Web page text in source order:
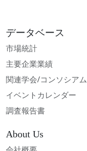
データベース
市場統計
主要企業業績
関連学会/コンソシアム
イベントカレンダー
調査報告書
About Us